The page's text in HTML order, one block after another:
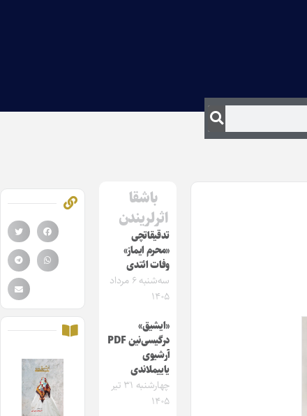
باشقا
اثرلریندن
تدقیقاتچی
«محرم ایماز»
وفات ائتدی
سه‌شنبه ۶ مرداد
۱۴۰۵
«ایشیق»
درگیسی‌نین PDF
آرشیوی
یاییملاندی
چهارشنبه ۳۱ تیر
۱۴۰۵